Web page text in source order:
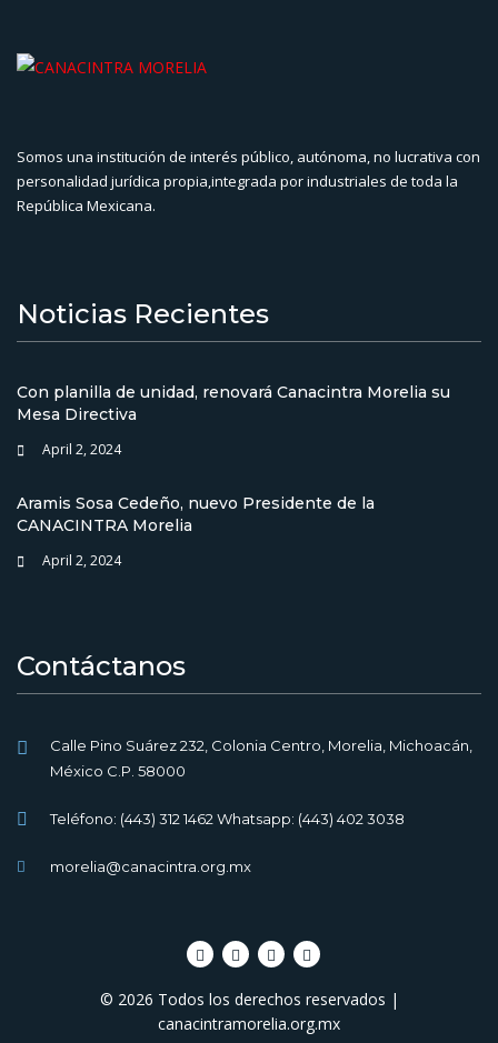
Somos una institución de interés público, autónoma, no lucrativa con
personalidad jurídica propia,integrada por industriales de toda la
República Mexicana.
Noticias Recientes
Con planilla de unidad, renovará Canacintra Morelia su
Mesa Directiva
April 2, 2024
Aramis Sosa Cedeño, nuevo Presidente de la
CANACINTRA Morelia
April 2, 2024
Contáctanos
Calle Pino Suárez 232, Colonia Centro, Morelia, Michoacán,
México C.P. 58000
Teléfono: (443) 312 1462 Whatsapp: (443) 402 3038
morelia@canacintra.org.mx
© 2026 Todos los derechos reservados |
canacintramorelia.org.mx